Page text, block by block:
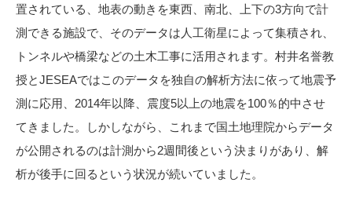
置されている、地表の動きを東西、南北、上下の3方向で計
測できる施設で、そのデータは人工衛星によって集積され、
トンネルや橋梁などの土木工事に活用されます。村井名誉教
授とJESEAではこのデータを独自の解析方法に依って地震予
測に応用、2014年以降、震度5以上の地震を100％的中させ
てきました。しかしながら、これまで国土地理院からデータ
が公開されるのは計測から2週間後という決まりがあり、解
析が後手に回るという状況が続いていました。